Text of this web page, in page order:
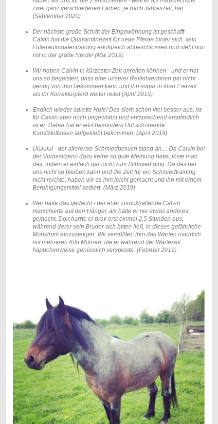
zwei ganz verschiedenen Farben, je nach Jahreszeit, hat.
(September 2020)
Der nächste große Schritt der Eingewöhnung ist geschafft -
Calvin hat die Quarantänezeit für neue Pferde hinter sich, sein
Futterautomatentraining erfolgreich abgeschlossen und steht nun
mit in der große Herde! (Mai 2019)
Wir haben Calvin in kürzester Zeit anreiten können - und er hat
uns so begeistert, dass eine unserer Reitlehrerinnen gar nicht
genug von ihm bekommen kann und ihn sogar in ihrer Freizeit
als ihr Korrekturpferd weiter reitet (April 2019)
Endlich wieder adrette Hufe! Das sieht schon viel besser aus, ist
für Calvin aber noch ungewohnt und entsprechend empfindlich
ist er. Daher hat er jetzt besonders Huf schonende
Kunststoffeisen aufgeklebt bekommen. (April 2019)
Uiuiuiui - der allererste Schmiedbesuch stand an.... Da Calvin bei
der Vorbesitzerin dazu keine so gute Meinung hatte, löste man
das, indem er einfach gar nicht zum Schmied ging. Da das bei
uns nicht so bleiben kann und die Zeit für ein Schmiedtraining
nicht reichte, haben wir es ihm leicht gemacht und ihn mit einem
Beruhigungsmittel sediert. (März 2019)
Wer hätte das gedacht - der eher zurückhaltende Calvin
marschierte auf den Hänger, als hätte er nie etwas anderes
gemacht. Dort harrte er brav erst einmal 2,5 Stunden aus,
während derer sein Bruder sich bitten ließ, in dieses gefährliche
Monstrum einzusteigen. Wir versüßten ihm das Warten natürlich
mit mehreren Kilo Möhren, die er während der Wartezeit
häppchenweise genüsslich verspeiste. (Februar 2019)